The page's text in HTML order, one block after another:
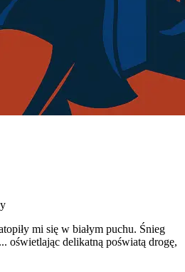
mi się w białym puchu. Śnieg
oświetlając delikatną poświatą drogę,